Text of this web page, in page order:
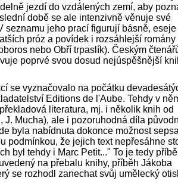
jezdí do vzdálených zemí, aby
době se ale intenzivně věnuje své
seznamu jeho prací figurují básně, eseje
próz a povídek i rozsáhlejší romány
nebo Obří trpaslík). Českým
poprvé svou dosud nejúspěšnější
se vyznačovalo na počátku
Editions de l'Aube. Tehdy v
literatura, mj. i několik knih od
J. Mucha), ale i pozoruhodná díla
byla nabídnuta dokonce možnost
podmínkou, že jejich text nepřesáhne
byl tehdy i Marc Petit..." To je tedy
na přebalu knihy, příběh Jákoba
se rozhodl zanechat svůj umělecký